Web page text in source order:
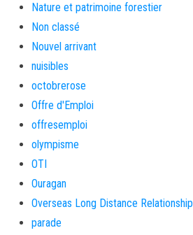
Nature et patrimoine forestier
Non classé
Nouvel arrivant
nuisibles
octobrerose
Offre d'Emploi
offresemploi
olympisme
OTI
Ouragan
Overseas Long Distance Relationship
parade